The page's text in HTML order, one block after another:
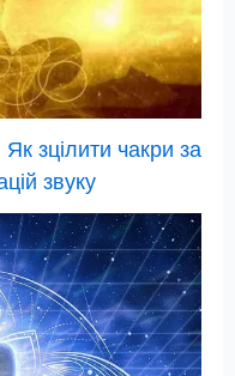
зцілити чакри за
звуку